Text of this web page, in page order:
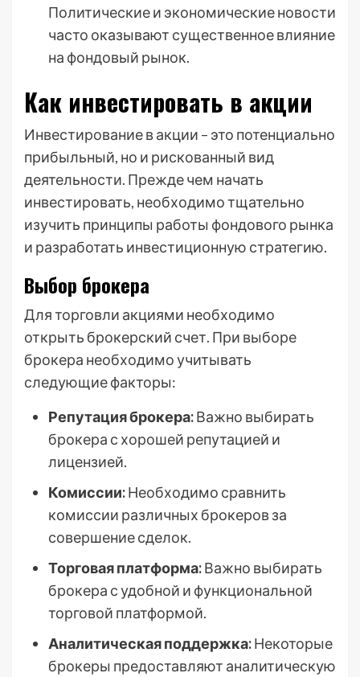
Политические и экономические новости
часто оказывают существенное влияние
на фондовый рынок.
Как инвестировать в акции
Инвестирование в акции – это потенциально
прибыльный, но и рискованный вид
деятельности. Прежде чем начать
инвестировать, необходимо тщательно
изучить принципы работы фондового рынка
и разработать инвестиционную стратегию.
Выбор брокера
Для торговли акциями необходимо
открыть брокерский счет. При выборе
брокера необходимо учитывать
следующие факторы:
Репутация брокера:Важно выбирать
брокера с хорошей репутацией и
лицензией.
Комиссии:Необходимо сравнить
комиссии различных брокеров за
совершение сделок.
Торговая платформа:Важно выбирать
брокера с удобной и функциональной
торговой платформой.
Аналитическая поддержка:Некоторые
брокеры предоставляют аналитическую